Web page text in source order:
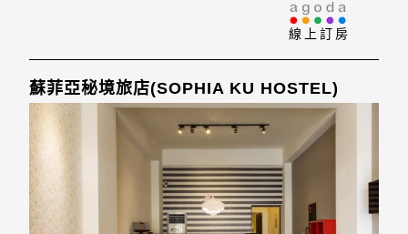
線上訂房
蘇菲亞秘境旅店(SOPHIA KU HOSTEL)